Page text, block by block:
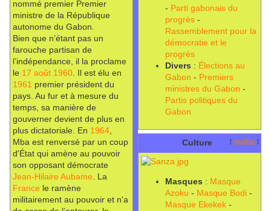
nommé premier Premier
ministre de la République
autonome du Gabon.
Bien que n’étant pas un
farouche partisan de
l’indépendance, il la proclame
le 17 août 1960 . Il est élu en
1961 premier président du
pays. Au fur et à mesure du
temps, sa manière de
gouverner devient de plus en
plus dictatoriale. En 1964
Mba est renversé par un coup
d'État qui amène au pouvoir
son opposant démocrate
Jean-Hilaire Aubame . La
France le ramène
militairement au pouvoir et n'a
- Parti gabonais du
progrès -
Rassemblement pour la
démocratie et le
progrès
Divers : Élections au
Gabon - Premiers
ministres du Gabon -
Partis politiques du
Gabon
Culture [ modifier]
Masques : Masque
Azoku - Masque Bodi -
Masque Ekekek -